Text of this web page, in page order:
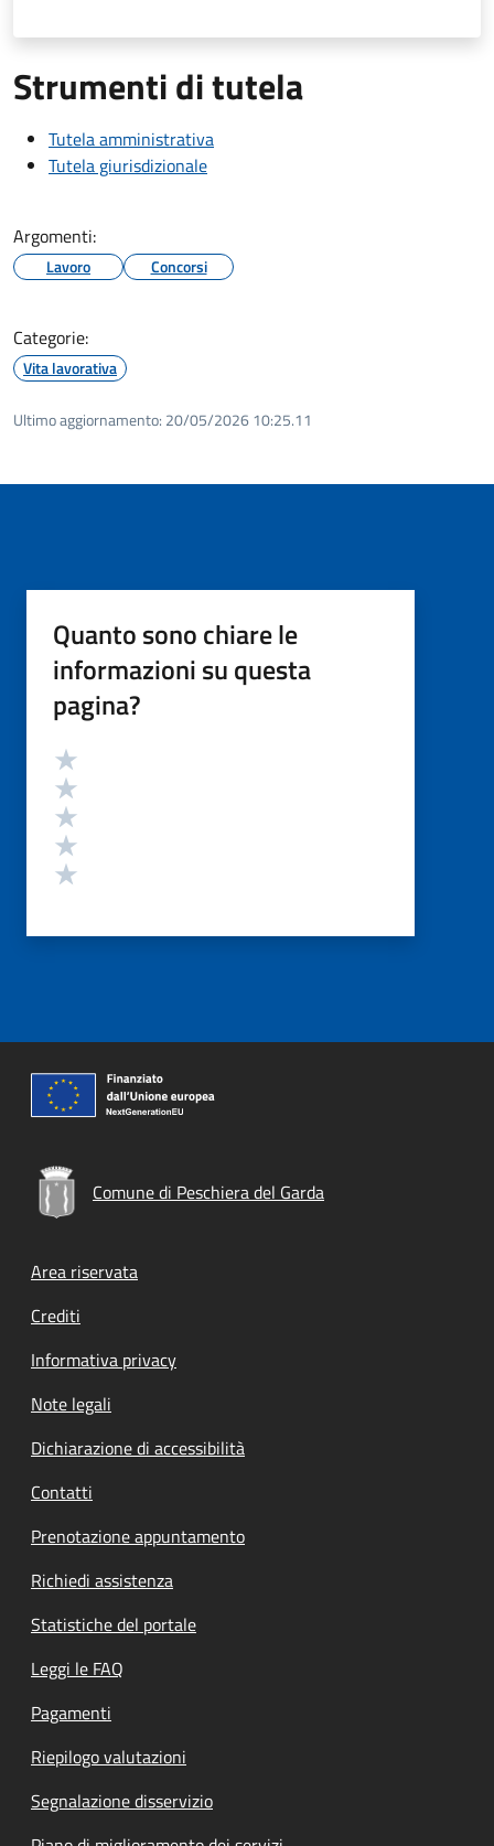
Strumenti di tutela
Tutela amministrativa
Tutela giurisdizionale
Argomenti:
Lavoro Concorsi
Categorie:
Vita lavorativa
Ultimo aggiornamento: 20/05/2026 10:25.11
Quanto sono chiare le
informazioni su questa
pagina?
Valutazione
Comune di Peschiera del Garda
Footer menu
Area riservata
Crediti
Informativa privacy
Note legali
Dichiarazione di accessibilità
Contatti
Prenotazione appuntamento
Richiedi assistenza
Statistiche del portale
Leggi le FAQ
Pagamenti
Riepilogo valutazioni
Segnalazione disservizio